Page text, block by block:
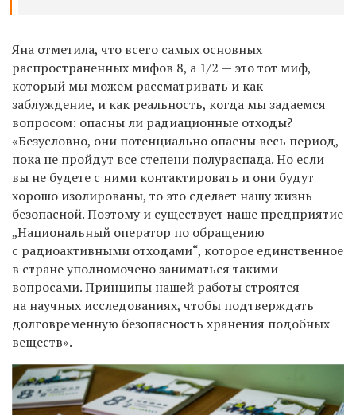
Яна отметила, что всего самых основных
распространенных мифов 8, а 1/2 — это тот миф,
который мы можем рассматривать и как
заблуждение, и как реальность, когда мы задаемся
вопросом: опасны ли радиационные отходы?
«Безусловно, они потенциально опасны весь период,
пока не пройдут все степени полураспада. Но если
вы не будете с ними контактировать и они будут
хорошо изолированы, то это сделает нашу жизнь
безопасной. Поэтому и существует наше предприятие
„Национальный оператор по обращению
с радиоактивными отходами“, которое единственное
в стране уполномочено заниматься такими
вопросами. Принципы нашей работы строятся
на научных исследованиях, чтобы подтверждать
долговременную безопасность хранения подобных
веществ».